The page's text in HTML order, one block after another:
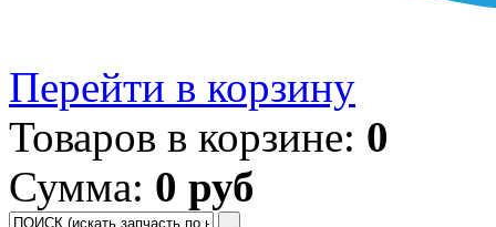
Перейти в корзину
Товаров в корзине: 0
Сумма: 0 руб